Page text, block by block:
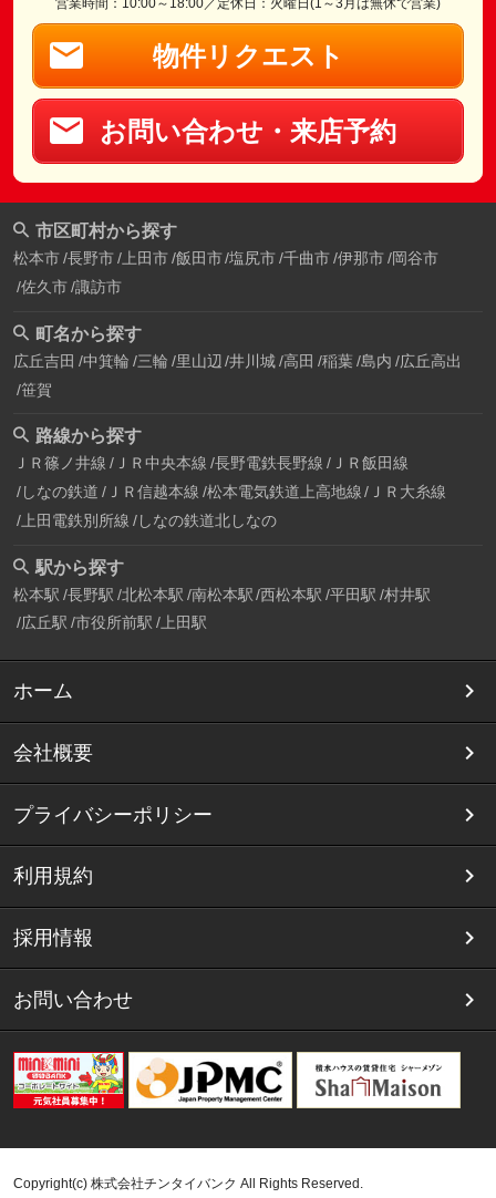
物件リクエスト
お問い合わせ・来店予約
市区町村から探す
松本市 長野市 上田市 飯田市 塩尻市 千曲市 伊那市 岡谷市
佐久市 諏訪市
町名から探す
広丘吉田 中箕輪 三輪 里山辺 井川城 高田 稲葉 島内 広丘高出
笹賀
路線から探す
ＪＲ篠ノ井線 ＪＲ中央本線 長野電鉄長野線 ＪＲ飯田線
しなの鉄道 ＪＲ信越本線 松本電気鉄道上高地線
ＪＲ大糸線
上田電鉄別所線 しなの鉄道北しなの
駅から探す
松本駅 長野駅 北松本駅 南松本駅 西松本駅 平田駅 村井駅
広丘駅 市役所前駅 上田駅
ホーム
会社概要
プライバシーポリシー
利用規約
採用情報
お問い合わせ
Copyright(c) 株式会社チンタイバンク All Rights Reserved.